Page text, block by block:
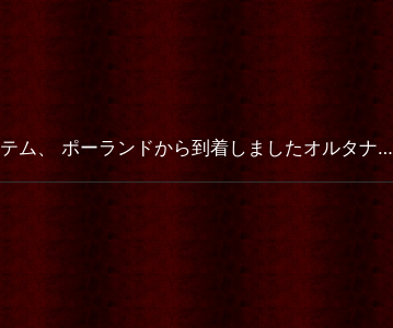
ム、 ポーランドから到着しましたオルタナ…